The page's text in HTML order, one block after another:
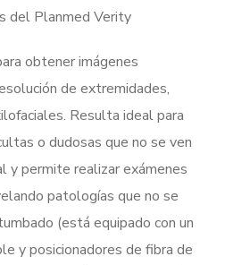
del Planmed Verity
obtener imágenes
de extremidades,
Resulta ideal para
o dudosas que no se ven
y permite realizar exámenes
patologías que no se
(está equipado con un
y posicionadores de fibra de